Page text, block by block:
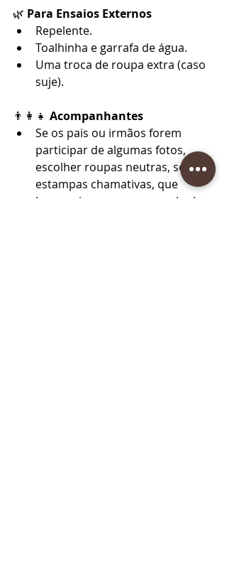
🌿 Para Ensaios Externos
Repelente.
Toalhinha e garrafa de água.
Uma troca de roupa extra (caso
suje).
👨‍👩‍👧 Acompanhantes
Se os pais ou irmãos forem
participar de algumas fotos,
escolher roupas neutras, sem
estampas chamativas, que
harmonizem com os seus looks